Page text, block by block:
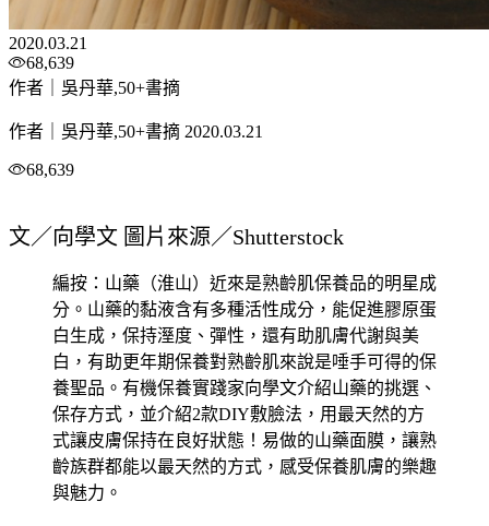
2020.03.21
68,639
作者｜吳丹華,50+書摘
作者｜吳丹華,50+書摘 2020.03.21
68,639
文／向學文 圖片來源／Shutterstock
編按：山藥（淮山）近來是熟齡肌保養品的明星成
分。山藥的黏液含有多種活性成分，能促進膠原蛋
白生成，保持溼度、彈性，還有助肌膚代謝與美
白，有助更年期保養對熟齡肌來說是唾手可得的保
養聖品。有機保養實踐家向學文介紹山藥的挑選、
保存方式，並介紹2款DIY敷臉法，用最天然的方
式讓皮膚保持在良好狀態！易做的山藥面膜，讓熟
齡族群都能以最天然的方式，感受保養肌膚的樂趣
與魅力。